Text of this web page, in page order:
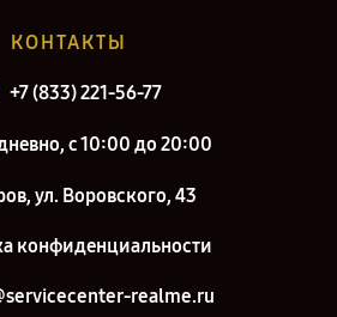
КОНТАКТЫ
+7 (833) 221-56-77
с 10:00 до 20:00
ул. Воровского, 43
конфиденциальности
realme.ru